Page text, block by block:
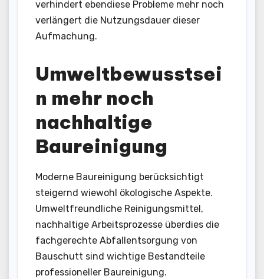
verhindert ebendiese Probleme mehr noch
verlängert die Nutzungsdauer dieser
Aufmachung.
Umweltbewusstsei
n mehr noch
nachhaltige
Baureinigung
Moderne Baureinigung berücksichtigt
steigernd wiewohl ökologische Aspekte.
Umweltfreundliche Reinigungsmittel,
nachhaltige Arbeitsprozesse überdies die
fachgerechte Abfallentsorgung von
Bauschutt sind wichtige Bestandteile
professioneller Baureinigung.